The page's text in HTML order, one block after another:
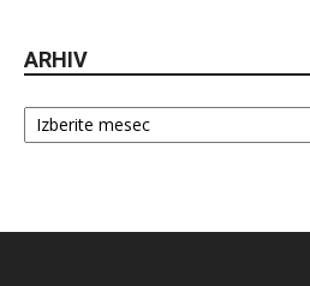
ARHIV
Arhiv